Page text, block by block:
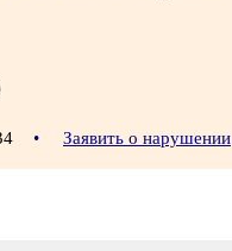
• Заявить о нарушении